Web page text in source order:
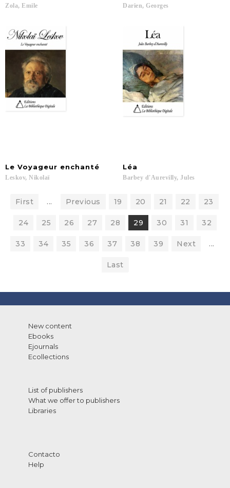
Zola, Emile Darien, Georges
Le Voyageur enchanté
Leskov, Nikolaï
Léa
Barbey d'Aurevilly, Jules
First ... Previous 19 20 21 22 23
24 25 26 27 28 29 30 31 32
33 34 35 36 37 38 39 Next ...
Last
New content
Ebooks
Ejournals
Ecollections
List of publishers
What we offer to publishers
Libraries
Contacto
Help